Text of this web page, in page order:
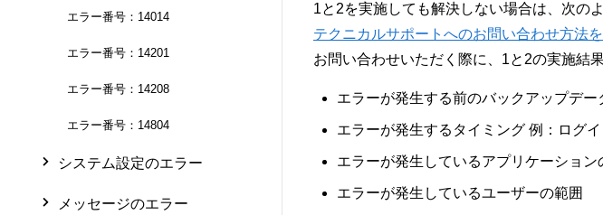
エラー番号：14014
エラー番号：14201
エラー番号：14208
エラー番号：14804
システム設定のエラー
メッセージのエラー
1と2を実施しても解決しない場合は、次の
テクニカルサポートへのお問い合わせ方法を
お問い合わせいただく際に、1と2の実施結
エラーが発生する前のバックアップデー
エラーが発生するタイミング 例：ログ
エラーが発生しているアプリケーション
エラーが発生しているユーザーの範囲